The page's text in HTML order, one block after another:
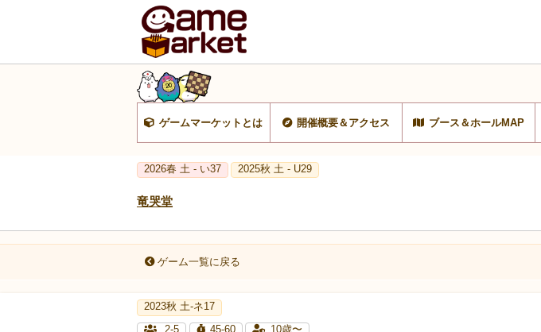
ゲームマーケットとは 開催概要＆アクセス ブース＆ホールMAP
2026春 土 - い37 2025秋 土 - U29
竜哭堂
ゲーム一覧に戻る
2023秋 土-ネ17
2-5
45-60 10歳〜